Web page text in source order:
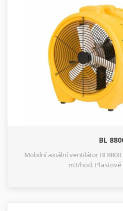
BL
Mobilní axiální ventilátor
m3/hod.